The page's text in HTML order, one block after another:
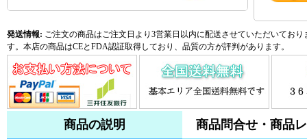
発送情報: ご注文の商品はご注文日より3営業日以内に配送させていただいてお
す。本店の商品はCEとFDA認証取得しており、品質の方が評判があります。
商品の説明 商品問合せ・商品